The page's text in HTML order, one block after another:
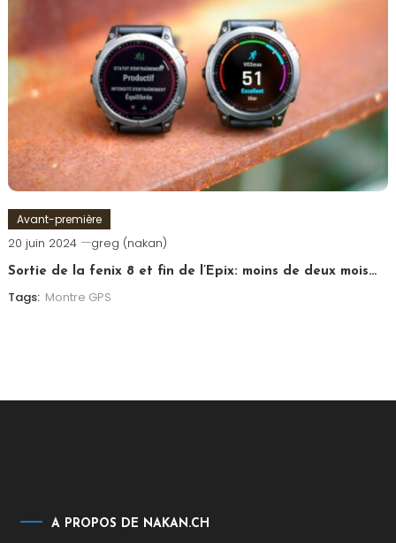
Avant-première
20 juin 2024 greg (nakan)
Sortie de la fenix 8 et fin de l’Epix: moins de deux mois…
Tags: Montre GPS
A PROPOS DE NAKAN.CH